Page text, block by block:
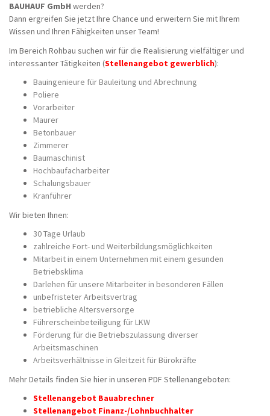
BAUHAUF GmbH werden?
Dann ergreifen Sie jetzt Ihre Chance und erweitern Sie mit Ihrem
Wissen und Ihren Fähigkeiten unser Team!
Im Bereich Rohbau suchen wir für die Realisierung vielfältiger und
interessanter Tätigkeiten (Stellenangebot gewerblich):
Bauingenieure für Bauleitung und Abrechnung
Poliere
Vorarbeiter
Maurer
Betonbauer
Zimmerer
Baumaschinist
Hochbaufacharbeiter
Schalungsbauer
Kranführer
Wir bieten Ihnen:
30 Tage Urlaub
zahlreiche Fort- und Weiterbildungsmöglichkeiten
Mitarbeit in einem Unternehmen mit einem gesunden
Betriebsklima
Darlehen für unsere Mitarbeiter in besonderen Fällen
unbefristeter Arbeitsvertrag
betriebliche Altersversorge
Führerscheinbeteiligung für LKW
Förderung für die Betriebszulassung diverser
Arbeitsmaschinen
Arbeitsverhältnisse in Gleitzeit für Bürokräfte
Mehr Details finden Sie hier in unseren PDF Stellenangeboten:
Stellenangebot Bauabrechner
Stellenangebot Finanz-/Lohnbuchhalter